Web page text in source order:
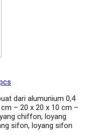
dari alumunium 0,4
– 20 x 20 x 10 cm –
chiffon, loyang
sifon, loyang sifon